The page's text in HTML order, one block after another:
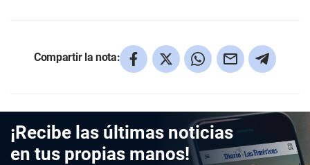
Compartir la nota:
¡Recibe las últimas noticias
en tus propias manos!